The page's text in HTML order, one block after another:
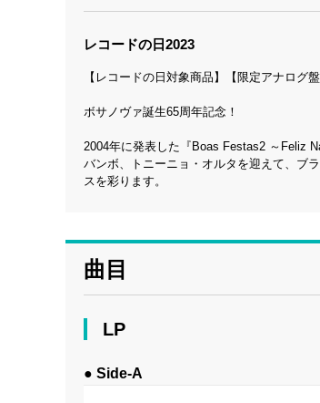
レコードの日2023
【レコードの日対象商品】【限定アナログ盤
ボサノヴァ誕生65周年記念！
2004年に発表した『Boas Festas2 ～Feliz
バンボ、トニーニョ・オルタを迎えて、ブ
スを彩ります。
曲目
LP
● Side-A